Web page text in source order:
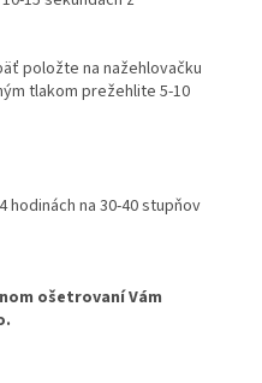
položte na nažehlovačku
tlakom prežehlite 5-10
na 30-40 stupňov
ošetrovaní Vám